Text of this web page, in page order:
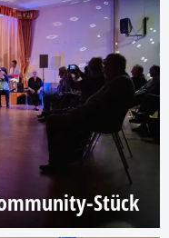
Stück